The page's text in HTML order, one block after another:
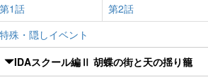
第1話
第2話
特殊・隠しイベント
IDAスクール編Ⅱ 胡蝶の街と天の揺り籠